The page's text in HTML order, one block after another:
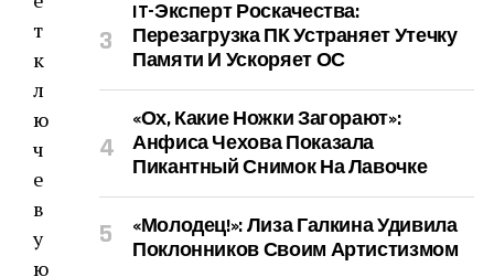
т
к
л
ю
ч
е
в
у
ю
IT-Эксперт Роскачества:
Перезагрузка ПК Устраняет Утечку
Памяти И Ускоряет ОС
«Ох, Какие Ножки Загорают»:
Анфиса Чехова Показала
Пикантный Снимок На Лавочке
«Молодец!»: Лиза Галкина Удивила
Поклонников Своим Артистизмом